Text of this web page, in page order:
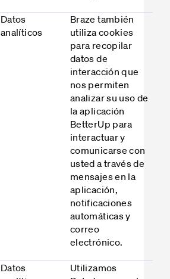
Datos
analíticos
Braze también
utiliza cookies
para recopilar
datos de
interacción que
nos permiten
analizar su uso de
la aplicación
BetterUp para
interactuar y
comunicarse con
usted a través de
mensajes en la
aplicación,
notificaciones
automáticas y
correo
electrónico.
Datos
Utilizamos